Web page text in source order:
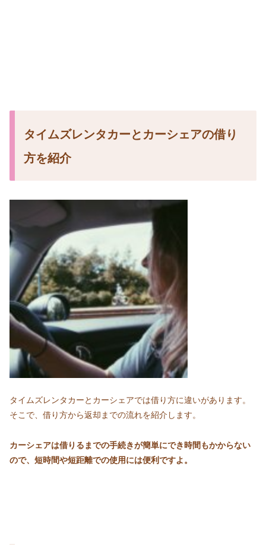
タイムズレンタカーとカーシェアの借り
方を紹介
タイムズレンタカーとカーシェアでは借り方に違いがあります。
そこで、借り方から返却までの流れを紹介します。
カーシェアは借りるまでの手続きが簡単にでき時間もかからない
ので、短時間や短距離での使用には便利ですよ。